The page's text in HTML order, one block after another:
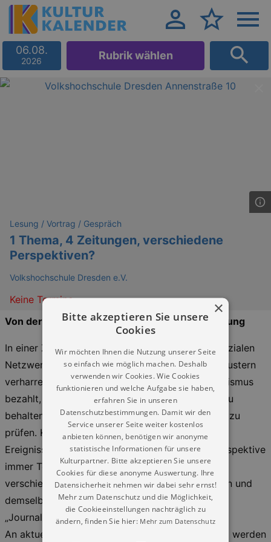
06.08.
2026 Rubrik wählen
Lesung / Vortrag / Gespräch
1 Thema, 4 Zeitungen, verschiedene
Perspektiven?
Volkshochschule Dresden e.V.
Keine Termine
Von der Qualität journalistischer Berichterstattung
In einer Zeit, in der Verschwörungsmythen die sozialen
Netzwerke überfluten, Menschen in ihren Denkmustern
verharren und kaum jemand für digitalen Journalismus
bezahlt, ist es wichtiger denn je, den Überblick zu
behalten und die Darstellung von Fakten kritisch zu
prüfen. Können Medien überhaupt „neutral“ über
Ereignisse berichten oder ist eine bestimmte Perspektive
immer Teil der Berichterstattung? Wieso gibt es
verschiedene Medien und wie berichten sie zu ein und
demselben Thema? Und was bedeutet eigentlich
„Journalistische Qualität“?
An aktuellen Beispielen aus der Berichterstattung werden
×
Bitte akzeptieren Sie unsere
Cookies
Wir möchten Ihnen die Nutzung unserer Seite
so einfach wie möglich machen. Deshalb
verwenden wir Cookies. Wie Cookies
funktionieren und welche Aufgabe sie haben,
erfahren Sie in unseren
Datenschutzbestimmungen. Damit wir den
Service unserer Seite weiter kostenlos
anbieten können, benötigen wir anonyme
statistische Informationen für unsere
Kulturpartner. Bitte akzeptieren Sie unsere
Cookies für diese anonyme Auswertung. Ihre
Datensicherheit nehmen wir dabei sehr ernst!
Mehr zum Datenschutz und die Möglichkeit,
die Cookieeinstellungen nachträglich zu
ändern, finden Sie hier: Mehr zum Datenschutz